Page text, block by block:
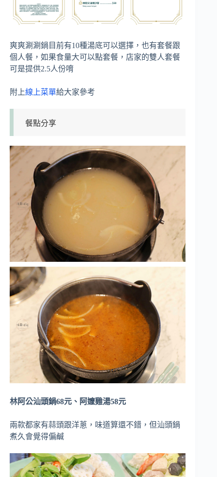
爽爽涮涮鍋目前有10種湯底可以選擇，也有套餐跟
個人餐，如果食量大可以點套餐，店家的雙人套餐
可是提供2.5人份唷
附上線上菜單給大家參考
餐點分享
林阿公汕頭鍋68元、阿嬤雞湯58元
兩款都家有蒜頭跟洋蔥，味道算還不錯，但汕頭鍋
煮久會覺得偏鹹